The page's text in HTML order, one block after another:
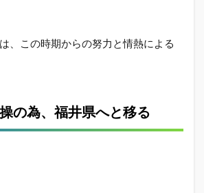
、この時期からの努力と情熱による
の為、福井県へと移る